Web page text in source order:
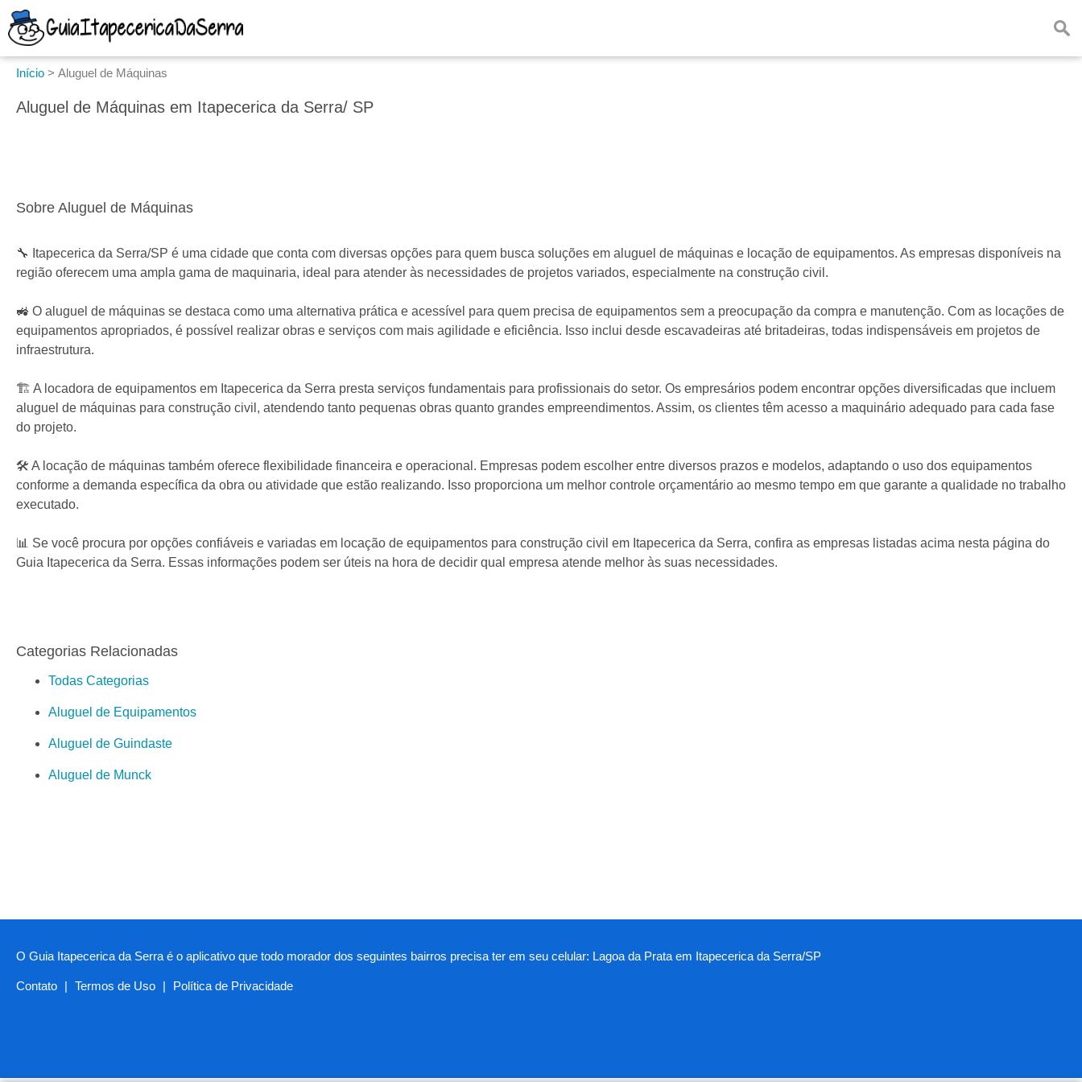
Início > Aluguel de Máquinas
Aluguel de Máquinas em Itapecerica da Serra/ SP
Sobre Aluguel de Máquinas
🔧 Itapecerica da Serra/SP é uma cidade que conta com diversas opções para quem busca soluções em aluguel de máquinas e locação de equipamentos. As empresas disponíveis na
região oferecem uma ampla gama de maquinaria, ideal para atender às necessidades de projetos variados, especialmente na construção civil.
🚜 O aluguel de máquinas se destaca como uma alternativa prática e acessível para quem precisa de equipamentos sem a preocupação da compra e manutenção. Com as locações de
equipamentos apropriados, é possível realizar obras e serviços com mais agilidade e eficiência. Isso inclui desde escavadeiras até britadeiras, todas indispensáveis em projetos de
infraestrutura.
🏗️ A locadora de equipamentos em Itapecerica da Serra presta serviços fundamentais para profissionais do setor. Os empresários podem encontrar opções diversificadas que incluem
aluguel de máquinas para construção civil, atendendo tanto pequenas obras quanto grandes empreendimentos. Assim, os clientes têm acesso a maquinário adequado para cada fase
do projeto.
🛠️ A locação de máquinas também oferece flexibilidade financeira e operacional. Empresas podem escolher entre diversos prazos e modelos, adaptando o uso dos equipamentos
conforme a demanda específica da obra ou atividade que estão realizando. Isso proporciona um melhor controle orçamentário ao mesmo tempo em que garante a qualidade no trabalho
executado.
📊 Se você procura por opções confiáveis e variadas em locação de equipamentos para construção civil em Itapecerica da Serra, confira as empresas listadas acima nesta página do
Guia Itapecerica da Serra. Essas informações podem ser úteis na hora de decidir qual empresa atende melhor às suas necessidades.
Categorias Relacionadas
Todas Categorias
Aluguel de Equipamentos
Aluguel de Guindaste
Aluguel de Munck
O Guia Itapecerica da Serra é o aplicativo que todo morador dos seguintes bairros precisa ter em seu celular: Lagoa da Prata em Itapecerica da Serra/SP
Contato | Termos de Uso | Política de Privacidade